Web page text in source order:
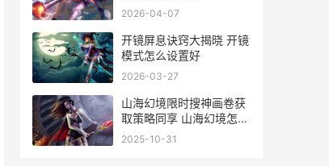
2026-04-07
开镜屏息诀窍大揭晓 开镜
模式怎么设置好
2026-03-27
山海幻境限时搜神画卷获
取策略同享 山海幻境怎么
玩
2025-10-31